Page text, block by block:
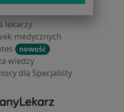
lekarzy
medycznych
nowość
wiedzy
dla Specjalisty
ZnanyLekarz - Strona główna